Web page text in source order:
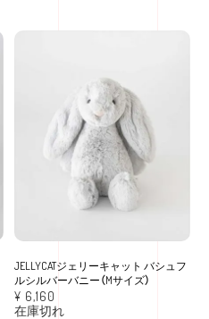
JELLYCATジェリーキャット バシュフ
ルシルバーバニー（Mサイズ）
¥ 6,160
在庫切れ